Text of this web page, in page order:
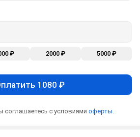
₽ 2000 ₽ 5000 ₽
1080 ₽
соглашаетесь с условиями оферты.